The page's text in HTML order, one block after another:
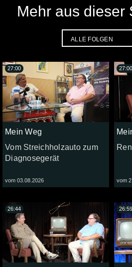
Mehr aus dieser
Mein Weg
Vom Streichholzauto zum
Diagnosegerät
vom 03.08.2026
27:00
vom
27:00
26:44 26:59